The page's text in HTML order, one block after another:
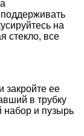
на
стекло, все
закройте ее
в трубку
набор и пузырь